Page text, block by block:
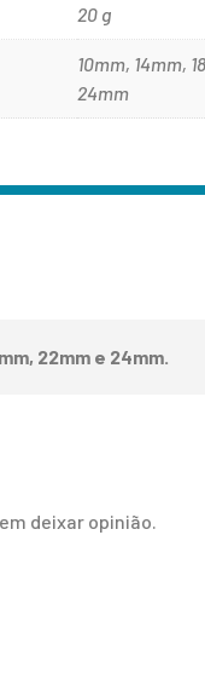
20 g
10mm, 14mm,
24mm
22mm e 24mm.
deixar opinião.